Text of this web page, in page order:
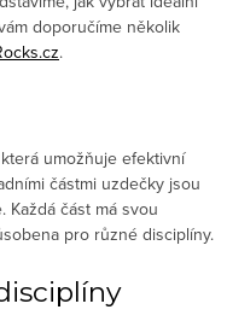
doporučíme několik
.
umožňuje efektivní
částmi uzdečky jsou
Každá část má svou
pro různé disciplíny.